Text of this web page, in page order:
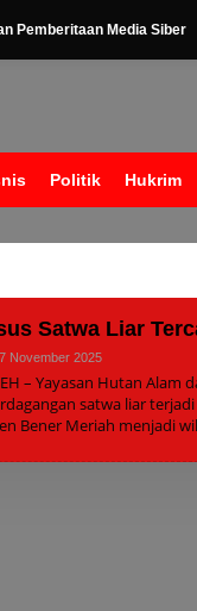
Pemberitaan Media Siber
Politik Hukrim
Satwa Liar
7 November 2025Oleh
– Yayasan Hutan
satwa liar
Bener Meriah menjadi